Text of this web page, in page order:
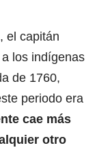
el capitán
los indígenas
de 1760,
periodo era
cae más
otro